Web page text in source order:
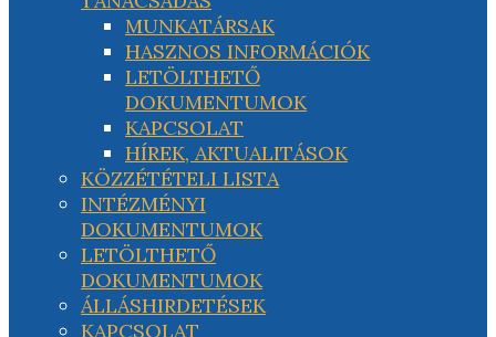
MUNKATÁRSAK
HASZNOS INFORMÁCIÓK
LETÖLTHETŐ
DOKUMENTUMOK
KAPCSOLAT
HÍREK, AKTUALITÁSOK
KÖZZÉTÉTELI LISTA
INTÉZMÉNYI
DOKUMENTUMOK
LETÖLTHETŐ
DOKUMENTUMOK
ÁLLÁSHIRDETÉSEK
KAPCSOLAT